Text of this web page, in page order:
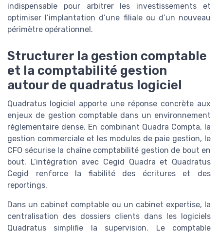
indispensable pour arbitrer les investissements et
optimiser l’implantation d’une filiale ou d’un nouveau
périmètre opérationnel.
Structurer la gestion comptable
et la comptabilité gestion
autour de quadratus logiciel
Quadratus logiciel apporte une réponse concrète aux
enjeux de gestion comptable dans un environnement
réglementaire dense. En combinant Quadra Compta, la
gestion commerciale et les modules de paie gestion, le
CFO sécurise la chaîne comptabilité gestion de bout en
bout. L’intégration avec Cegid Quadra et Quadratus
Cegid renforce la fiabilité des écritures et des
reportings.
Dans un cabinet comptable ou un cabinet expertise, la
centralisation des dossiers clients dans les logiciels
Quadratus simplifie la supervision. Le comptable